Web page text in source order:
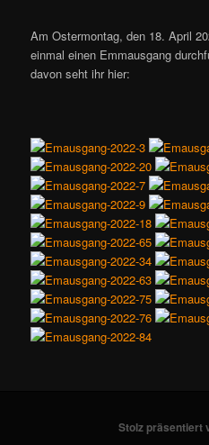
Am Ostermontag, den 18. April
einmal einen Emmausgang
davon seht ihr hier:
Stolz präsentiert